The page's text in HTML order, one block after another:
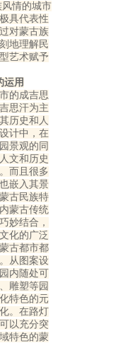
情的城市
具代表性
过对蒙古族
地理解民
艺术赋予
运用
的成吉思
思汗为主
历史和人
计中，在
景观的同
文和历史
而且很多
嵌入其景
古民族特
蒙古传统
妙结合，
化的广泛
古都市都
从图案设
内随处可
雕塑等园
特色的元
。在路灯
以充分突
特色的蒙